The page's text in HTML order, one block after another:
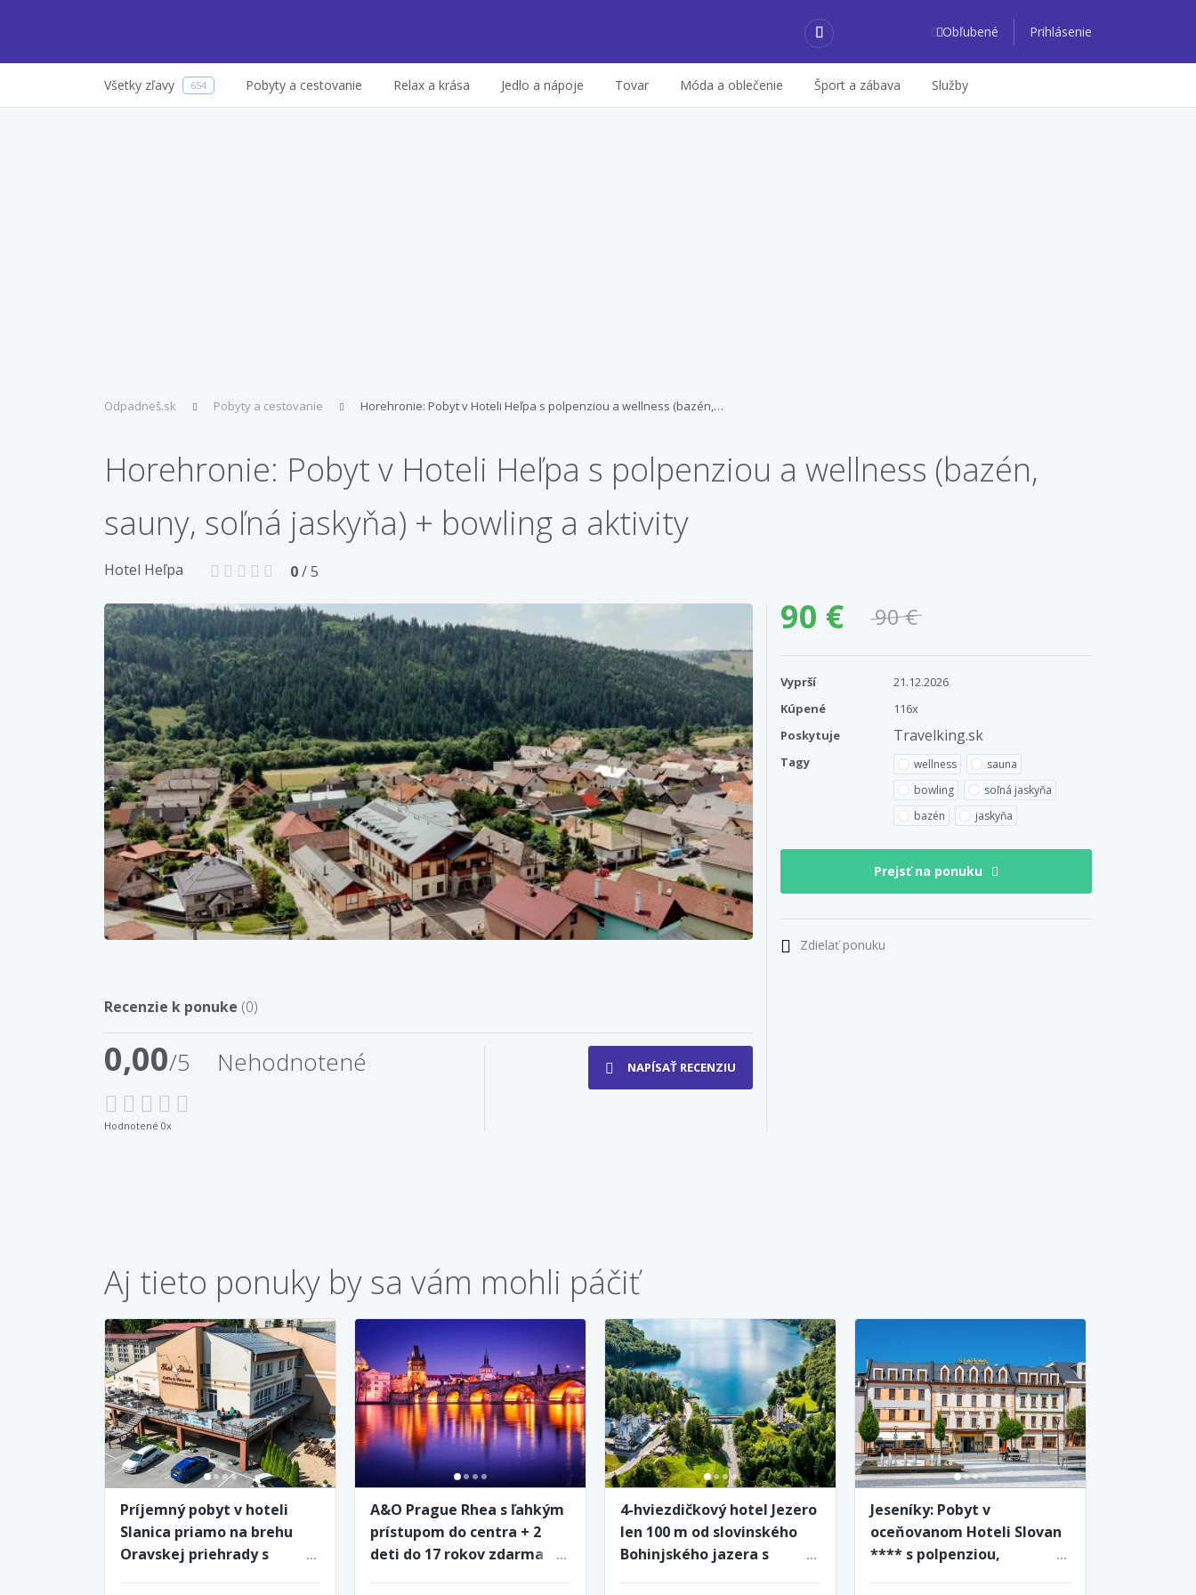
Obľubené Prihlásenie
Všetky zľavy 654 Pobyty a cestovanie Relax a krása Jedlo a nápoje Tovar Móda a oblečenie Šport a zábava Služby
Odpadneš.sk Pobyty a cestovanie Horehronie: Pobyt v Hoteli Heľpa s polpenziou a wellness (bazén,…
Horehronie: Pobyt v Hoteli Heľpa s polpenziou a wellness (bazén,
sauny, soľná jaskyňa) + bowling a aktivity
Hotel Heľpa 0/ 5
Recenzie k ponuke (0)
0,00/5 Nehodnotené
Hodnotené 0x
NAPÍSAŤ RECENZIU
90 € 90 €
Vyprší
21.12.2026
Kúpené
116x
Poskytuje
Travelking.sk
Tagy wellness
sauna
bowling
soľná jaskyňa
bazén
jaskyňa
Prejsť na ponuku
Zdielať ponuku
Aj tieto ponuky by sa vám mohli páčiť
Príjemný pobyt v hoteli
Slanica priamo na brehu
Oravskej priehrady s
A&O Prague Rhea s ľahkým
prístupom do centra + 2
deti do 17 rokov zdarma
4-hviezdičkový hotel Jezero
len 100 m od slovinského
Bohinjského jazera s
Jeseníky: Pobyt v
oceňovanom Hoteli Slovan
**** s polpenziou,